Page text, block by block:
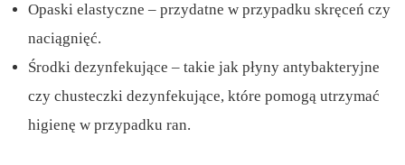
Opaski elastyczne – przydatne w przypadku skręceń czy
naciągnięć.
Środki dezynfekujące – takie jak płyny antybakteryjne
czy chusteczki dezynfekujące, które pomogą utrzymać
higienę w przypadku ran.